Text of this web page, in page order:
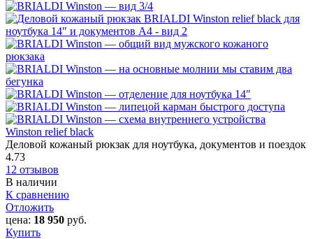
Winston relief black
Деловой кожаный рюкзак для ноутбука, документов и поездок
4.73
12 отзывов
В наличии
К сравнению
Отложить
цена: 18 950 руб.
Купить